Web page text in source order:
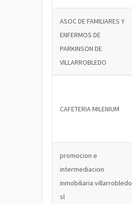
ASOC DE FAMILIARES Y
ENFERMOS DE
PARKINSON DE
VILLARROBLEDO
CAFETERIA MILENIUM
promocion e
intermediacion
inmobiliaria villarrobledo
sl